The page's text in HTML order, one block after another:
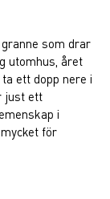
granne som drar
utomhus, året
ett dopp nere i
just ett
i
för